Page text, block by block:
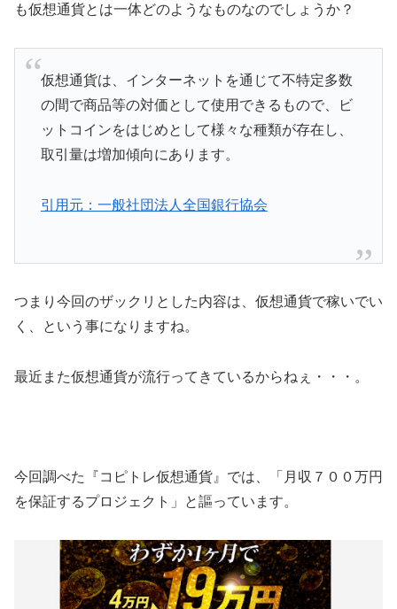
も仮想通貨とは一体どのようなものなのでしょうか？
仮想通貨は、インターネットを通じて不特定多数
の間で商品等の対価として使用できるもので、ビ
ットコインをはじめとして様々な種類が存在し、
取引量は増加傾向にあります。
引用元：一般社団法人全国銀行協会
つまり今回のザックリとした内容は、仮想通貨で稼いでい
く、という事になりますね。
最近また仮想通貨が流行ってきているからねぇ・・・。
今回調べた『コピトレ仮想通貨』では、
「月収７００万円
を保証するプロジェクト」
と謳っています。